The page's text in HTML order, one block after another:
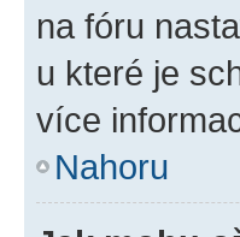
na fóru
u které je
více
Nahoru